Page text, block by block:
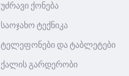
უძრავი ქონება
საოჯახო ტექნიკა
ტელეფონები და ტაბლეტები
ქალის გარდერობი